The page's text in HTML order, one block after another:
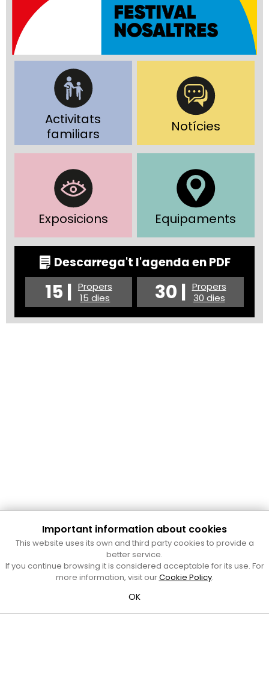
Activitats
familiars
Notícies
Exposicions Equipaments
Descarrega't l'agenda en PDF
15 | Propers
15 dies
30 | Propers
30 dies
Cultura Mataró
Ajuntament de Mataró
C. de Sant Josep, 9 (Mataró, 08302)
Horari d'obertura: dilluns, dimecres i divendres de 10 a 13 h.
al telèfon al 93 758 23 61
Bústia ciutadana
Important information about cookies
This website uses its own and third party cookies to provide a
better service.
If you continue browsing it is considered acceptable for its use. For
more information, visit ourCookie Policy.
OK